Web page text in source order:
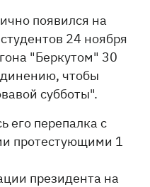
появился на
24 ноября
"Беркутом" 30
чтобы
субботы".
его перепалка с
протестующими 1
президента на